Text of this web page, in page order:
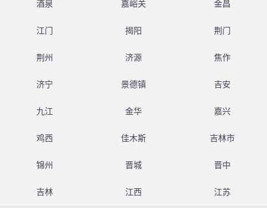
酒泉 嘉峪关 金昌
江门 揭阳 荆门
荆州 济源 焦作
济宁 景德镇 吉安
九江 金华 嘉兴
鸡西 佳木斯 吉林市
锦州 晋城 晋中
吉林 江西 江苏